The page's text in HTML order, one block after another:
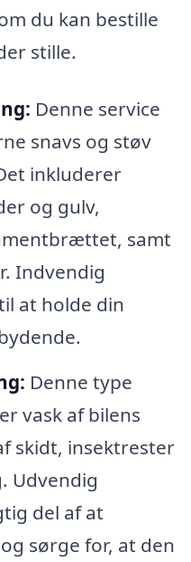
du kan bestille
stille.
Denne service
snavs og støv
inkluderer
og gulv,
samt
Indvendig
at holde din
Denne type
vask af bilens
skidt, insektrester
Udvendig
del af at
sørge for, at den